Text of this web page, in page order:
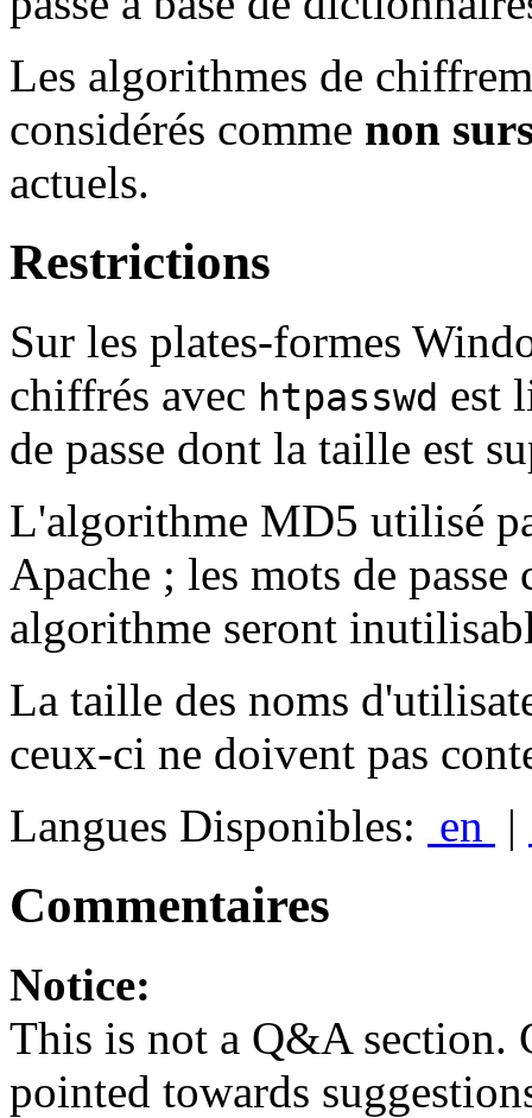
Les algorithmes de
considérés comme non
actuels.
Restrictions
Sur les plates-formes
chiffrés avec htpasswd est
de passe dont la taille est
L'algorithme MD5 utilisé
Apache ; les mots de
algorithme seront
La taille des noms
ceux-ci ne doivent pas
Langues Disponibles: en |
Commentaires
Notice:
This is not a Q&A section.
pointed towards